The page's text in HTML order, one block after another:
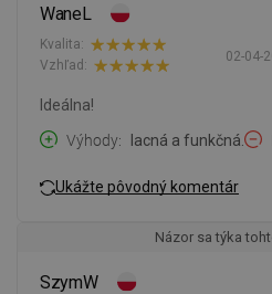
WaneL
02-04-
Kvalita:
Vzhľad:
Ideálna!
Výhody
lacná a funkčná.
Ukážte pôvodný komentár
Názor sa týka
SzymW